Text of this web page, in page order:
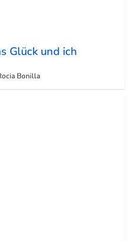
Glück und ich
Bonilla